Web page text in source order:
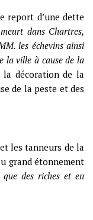
report d’une dette
dans Chartres,
les échevins ainsi
la ville à cause de la
la décoration de la
de la peste et des
les tanneurs de la
grand étonnement
des riches et en